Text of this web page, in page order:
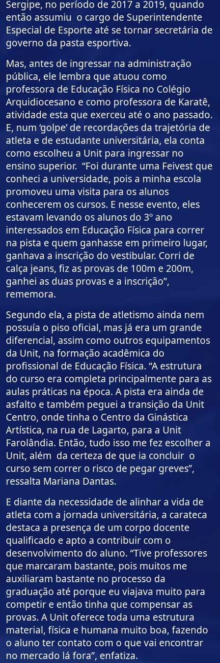
Sergipe, no período de 2017 a 2019, quando
então assumiu o cargo de Superintendente
Especial de Esporte até se tornar secretária de
governo da pasta esportiva.
Mas, antes de ingressar na administração
pública, ele lembra que atuou como
professora de Educação Física no Colégio
Arquidiocesano e como professora de Karatê,
atividade esta que exerceu até o ano passado.
E, num ‘golpe’ de recordações da trajetória de
atleta e de estudante universitária, ela conta
como escolheu a Unit para ingressar no
ensino superior. “Foi durante uma Feivest que
conheci a universidade, pois a minha escola
promoveu uma visita para os alunos
conhecerem os cursos. E nesse evento, eles
estavam levando os alunos do 3º ano
interessados em Educação Física para correr
na pista e quem ganhasse em primeiro lugar,
ganhava a inscrição do vestibular. Corri de
calça jeans, fiz as provas de 100m e 200m,
ganhei as duas provas e a inscrição”,
rememora.
Segundo ela, a pista de atletismo ainda nem
possuía o piso oficial, mas já era um grande
diferencial, assim como outros equipamentos
da Unit, na formação acadêmica do
profissional de Educação Física. “A estrutura
do curso era completa principalmente para as
aulas práticas na época. A pista era ainda de
asfalto e também peguei a transição da Unit
Centro, onde tinha o Centro da Ginástica
Artística, na rua de Lagarto, para a Unit
Farolândia. Então, tudo isso me fez escolher a
Unit, além da certeza de que ia concluir o
curso sem correr o risco de pegar greves”,
ressalta Mariana Dantas.
E diante da necessidade de alinhar a vida de
atleta com a jornada universitária, a carateca
destaca a presença de um corpo docente
qualificado e apto a contribuir com o
desenvolvimento do aluno. “Tive professores
que marcaram bastante, pois muitos me
auxiliaram bastante no processo da
graduação até porque eu viajava muito para
competir e então tinha que compensar as
provas. A Unit oferece toda uma estrutura
material, física e humana muito boa, fazendo
o aluno ter contato com o que vai encontrar
no mercado lá fora”, enfatiza.